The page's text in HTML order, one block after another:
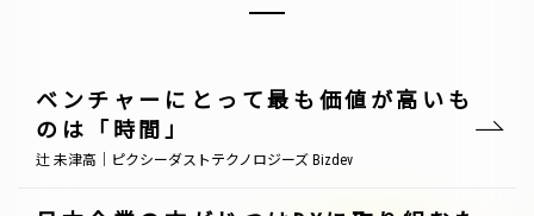
ベンチャーにとって最も価値が高いも
のは「時間」
辻 未津高｜ピクシーダストテクノロジーズ Bizdev